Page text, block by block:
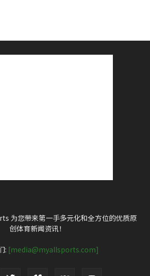
为您带来第一手多元化和全方位的优质原
创体育新闻资讯！
: [media@myallsports.com]